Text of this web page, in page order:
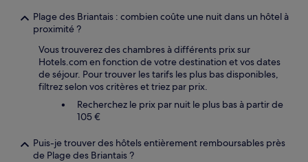
Plage des Briantais : combien coûte une nuit dans un hôtel à
proximité ?
Vous trouverez des chambres à différents prix sur
Hotels.com en fonction de votre destination et vos dates
de séjour. Pour trouver les tarifs les plus bas disponibles,
filtrez selon vos critères et triez par prix.
Recherchez le prix par nuit le plus bas à partir de
105 €
Puis-je trouver des hôtels entièrement remboursables près
de Plage des Briantais ?